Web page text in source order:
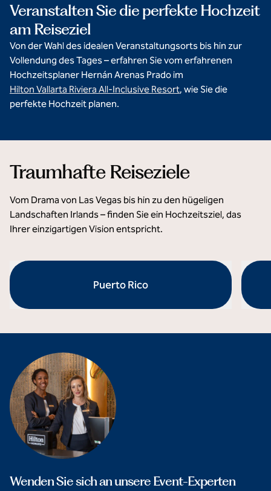
Veranstalten Sie die perfekte Hochzeit
am Reiseziel
Von der Wahl des idealen Veranstaltungsorts bis hin zur
Vollendung des Tages – erfahren Sie vom erfahrenen
Hochzeitsplaner Hernán Arenas Prado im
Hilton Vallarta Riviera All-Inclusive Resort, wie Sie die
perfekte Hochzeit planen.
Traumhafte Reiseziele
Vom Drama von Las Vegas bis hin zu den hügeligen
Landschaften Irlands – finden Sie ein Hochzeitsziel, das
Ihrer einzigartigen Vision entspricht.
Puerto Rico
Wenden Sie sich an unsere Event-Experten